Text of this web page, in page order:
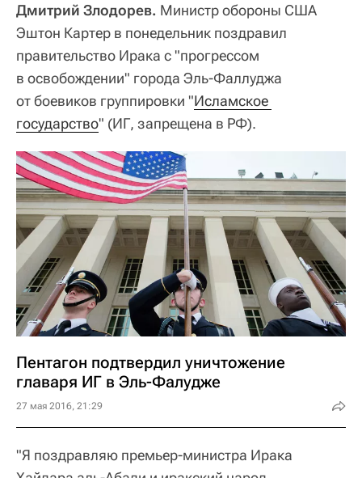
Дмитрий Злодорев. Министр обороны США
Эштон Картер в понедельник поздравил
правительство Ирака с "прогрессом
в освобождении" города Эль-Фаллуджа
от боевиков группировки "Исламское
государство" (ИГ, запрещена в РФ).
Пентагон подтвердил уничтожение
главаря ИГ в Эль-Фалудже
27 мая 2016, 21:29
"Я поздравляю премьер-министра Ирака